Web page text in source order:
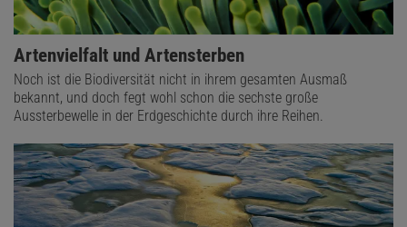
Artenvielfalt und Artensterben
Noch ist die Biodiversität nicht in ihrem gesamten Ausmaß
bekannt, und doch fegt wohl schon die sechste große
Aussterbewelle in der Erdgeschichte durch ihre Reihen.